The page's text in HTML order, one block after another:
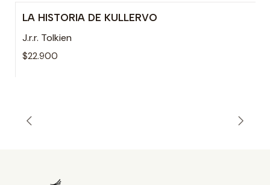
LA HISTORIA DE KULLERVO
J.r.r. Tolkien
$22.900